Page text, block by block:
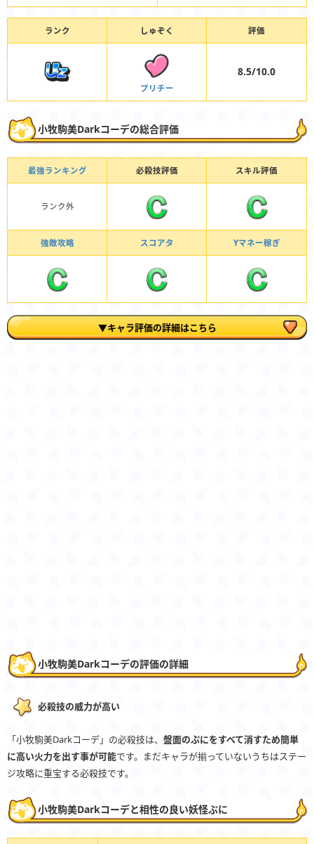
ランク しゅぞく 評価
プリチー
8.5/10.0
小牧駒美Darkコーデの総合評価
最強ランキング 必殺技評価 スキル評価
ランク外
強敵攻略 スコアタ Yマネー稼ぎ
▼キャラ評価の詳細はこちら
小牧駒美Darkコーデの評価の詳細
必殺技の威力が高い
「小牧駒美Darkコーデ」の必殺技は、 盤面のぷにをすべて消すため簡単
に高い火力を出す事が可能です。まだキャラが揃っていないうちはステー
ジ攻略に重宝する必殺技です。
小牧駒美Darkコーデと相性の良い妖怪ぷに